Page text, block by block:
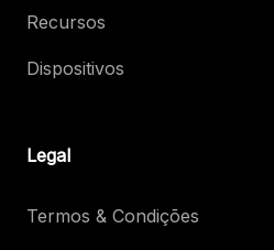
Recursos
Dispositivos
Legal
Termos & Condições